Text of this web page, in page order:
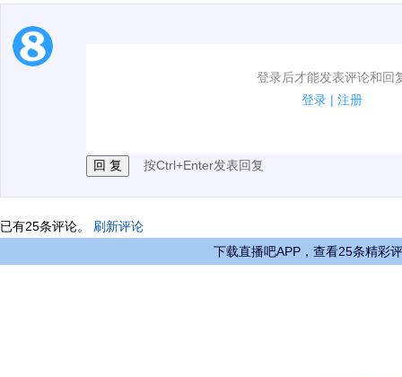
登录后才能发表评论和回
登录 | 注册
1.电脑端新用户可以发表评论了！
按Ctrl+Enter发表回复
已有25条评论。 刷新评论
下载直播吧APP，查看25条精彩